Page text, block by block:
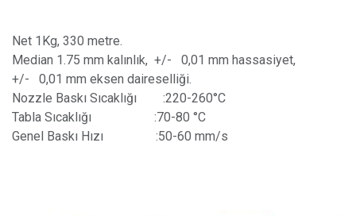
Net 1Kg, 330 metre.
Median 1.75 mm kalınlık, +/- 0,01 mm hassasiyet,
+/- 0,01 mm eksen daireselliği.
Nozzle Baskı Sıcaklığı
​ :220-260°C
Tabla Sıcaklığı
​ :70-80 °C
Genel Baskı Hızı
​ :50-60 mm/s